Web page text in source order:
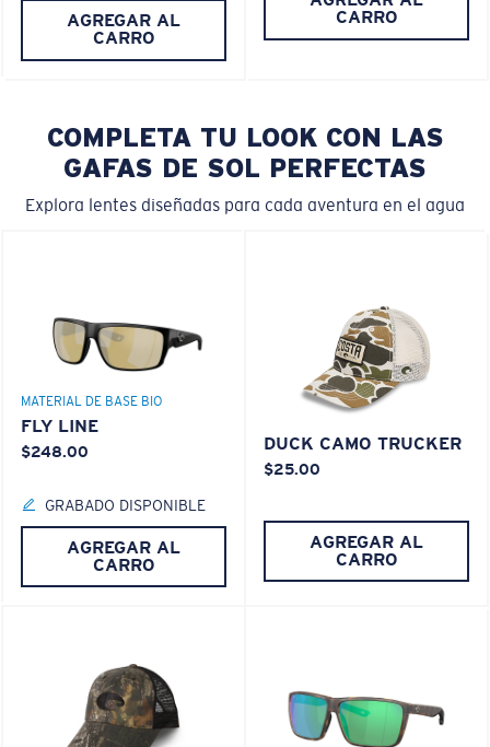
AGREGAR AL
CARRO
CARRO
COMPLETA TU LOOK CON LAS
GAFAS DE SOL PERFECTAS
Explora lentes diseñadas para cada aventura en el agua
MATERIAL DE BASE BIO
FLY LINE
$248.00
GRABADO DISPONIBLE
AGREGAR AL
CARRO
DUCK CAMO TRUCKER
$25.00
AGREGAR AL
CARRO